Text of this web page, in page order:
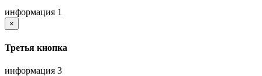
информация 1
×
Третья кнопка
информация 3